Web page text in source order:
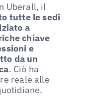
Uberall, il
tutte le sedi
a
chiave
e
da un
. Ciò ha
reale alle